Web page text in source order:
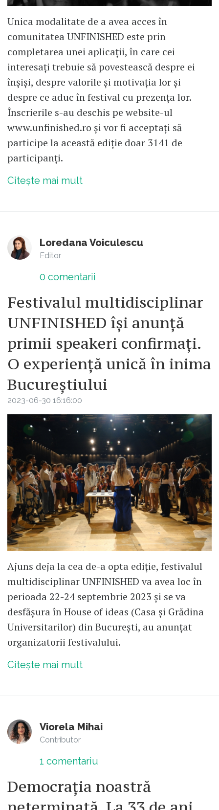
Unica modalitate de a avea acces în
comunitatea UNFINISHED este prin
completarea unei aplicații, în care cei
interesați trebuie să povestească despre ei
înșiși, despre valorile și motivația lor și
despre ce aduc în festival cu prezența lor.
Înscrierile s-au deschis pe website-ul
www.unfinished.ro și vor fi acceptați să
participe la această ediție doar 3141 de
participanți.
Citește mai mult
Loredana Voiculescu
Editor
0 comentarii
Festivalul multidisciplinar
UNFINISHED își anunță
primii speakeri confirmați.
O experiență unică în inima
Bucureștiului
2023-06-30 16:16:00
Ajuns deja la cea de-a opta ediție, festivalul
multidisciplinar UNFINISHED va avea loc în
perioada 22-24 septembrie 2023 și se va
desfășura în House of ideas (Casa și Grădina
Universitarilor) din București, au anunțat
organizatorii festivalului.
Citește mai mult
Viorela Mihai
Contributor
1 comentariu
Democrația noastră